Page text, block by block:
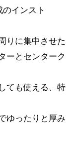
インスト
りに集中させた
ーとセンターク
ても使える、特
ゆったりと厚み